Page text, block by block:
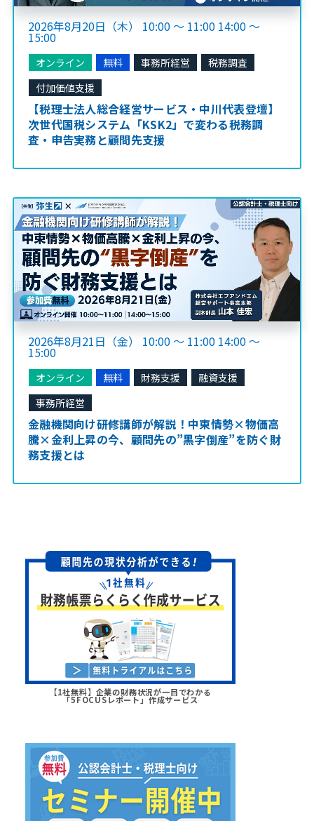
2026年8月20日（木） 10:00 ～ 11:00 14:00 ～
15:00
オンライン 無料 事務所経営
税務調査
付加価値支援
【税理士法人総合経営サービス・中川代表登壇】
次世代国税システム「KSK2」で変わる税務調
査・申告実務と顧問先支援
2026年8月21日（金） 10:00 ～ 11:00 14:00 ～
15:00
オンライン 無料 財務支援
融資支援
事務所経営
金融機関向け研修講師が解説！中東情勢×物価高
騰×金利上昇の今、顧問先の”黒字倒産”を防ぐ財
務支援とは
【1社無料】企業の財務状況が一目でわかる
「5FOCUSレポート」作成サービス